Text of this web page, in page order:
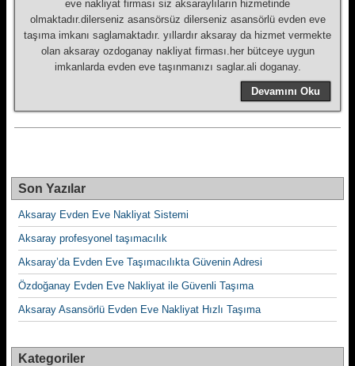
eve nakliyat firması siz aksaraylıların hizmetinde
olmaktadır.dilerseniz asansörsüz dilerseniz asansörlü evden eve
taşıma imkanı saglamaktadır. yıllardır aksaray da hizmet vermekte
olan aksaray ozdoganay nakliyat firması.her bütceye uygun
imkanlarda evden eve taşınmanızı saglar.ali doganay.
Devamını Oku
Son Yazılar
Aksaray Evden Eve Nakliyat Sistemi
Aksaray profesyonel taşımacılık
Aksaray’da Evden Eve Taşımacılıkta Güvenin Adresi
Özdoğanay Evden Eve Nakliyat ile Güvenli Taşıma
Aksaray Asansörlü Evden Eve Nakliyat Hızlı Taşıma
Kategoriler